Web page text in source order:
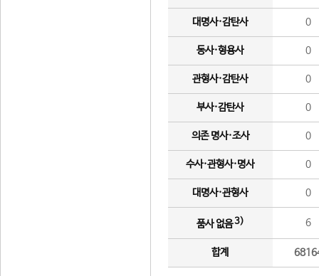
대명사·감탄사 0
동사·형용사 0
관형사·감탄사 0
부사·감탄사 0
의존 명사·조사 0
수사·관형사·명사 0
대명사·관형사 0
품사 없음3) 6
합계